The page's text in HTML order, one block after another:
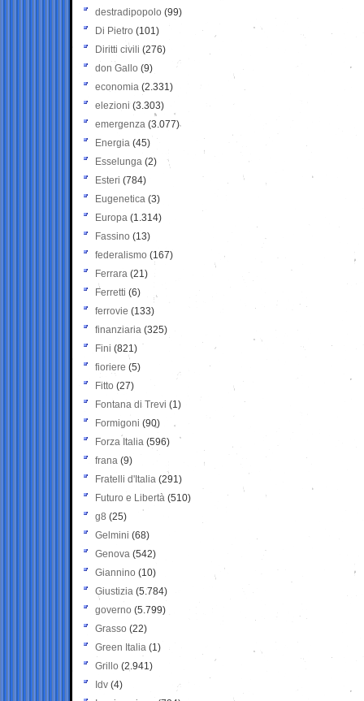
destradipopolo (99)
Di Pietro (101)
Diritti civili (276)
don Gallo (9)
economia (2.331)
elezioni (3.303)
emergenza (3.077)
Energia (45)
Esselunga (2)
Esteri (784)
Eugenetica (3)
Europa (1.314)
Fassino (13)
federalismo (167)
Ferrara (21)
Ferretti (6)
ferrovie (133)
finanziaria (325)
Fini (821)
fioriere (5)
Fitto (27)
Fontana di Trevi (1)
Formigoni (90)
Forza Italia (596)
frana (9)
Fratelli d'Italia (291)
Futuro e Libertà (510)
g8 (25)
Gelmini (68)
Genova (542)
Giannino (10)
Giustizia (5.784)
governo (5.799)
Grasso (22)
Green Italia (1)
Grillo (2.941)
Idv (4)